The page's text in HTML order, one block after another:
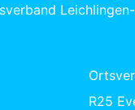
R25